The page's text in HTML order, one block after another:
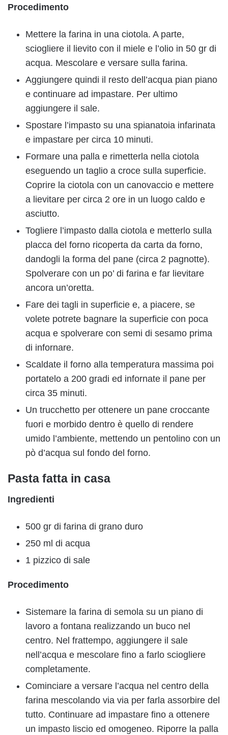
Procedimento
Mettere la farina in una ciotola. A parte,
sciogliere il lievito con il miele e l’olio in 50 gr di
acqua. Mescolare e versare sulla farina.
Aggiungere quindi il resto dell’acqua pian piano
e continuare ad impastare. Per ultimo
aggiungere il sale.
Spostare l’impasto su una spianatoia infarinata
e impastare per circa 10 minuti.
Formare una palla e rimetterla nella ciotola
eseguendo un taglio a croce sulla superficie.
Coprire la ciotola con un canovaccio e mettere
a lievitare per circa 2 ore in un luogo caldo e
asciutto.
Togliere l’impasto dalla ciotola e metterlo sulla
placca del forno ricoperta da carta da forno,
dandogli la forma del pane (circa 2 pagnotte).
Spolverare con un po’ di farina e far lievitare
ancora un’oretta.
Fare dei tagli in superficie e, a piacere, se
volete potrete bagnare la superficie con poca
acqua e spolverare con semi di sesamo prima
di infornare.
Scaldate il forno alla temperatura massima poi
portatelo a 200 gradi ed infornate il pane per
circa 35 minuti.
Un trucchetto per ottenere un pane croccante
fuori e morbido dentro è quello di rendere
umido l’ambiente, mettendo un pentolino con un
pò d’acqua sul fondo del forno.
Pasta fatta in casa
Ingredienti
500 gr di farina di grano duro
250 ml di acqua
1 pizzico di sale
Procedimento
Sistemare la farina di semola su un piano di
lavoro a fontana realizzando un buco nel
centro. Nel frattempo, aggiungere il sale
nell’acqua e mescolare fino a farlo sciogliere
completamente.
Cominciare a versare l’acqua nel centro della
farina mescolando via via per farla assorbire del
tutto. Continuare ad impastare fino a ottenere
un impasto liscio ed omogeneo. Riporre la palla